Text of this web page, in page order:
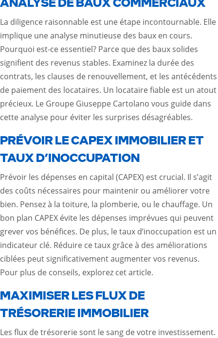
La diligence raisonnable est une étape incontournable. Elle
implique une analyse minutieuse des baux en cours.
Pourquoi est-ce essentiel? Parce que des baux solides
signifient des revenus stables. Examinez la durée des
contrats, les clauses de renouvellement, et les antécédents
de paiement des locataires. Un locataire fiable est un atout
précieux. Le Groupe Giuseppe Cartolano vous guide dans
cette analyse pour éviter les surprises désagréables.
PRÉVOIR LE CAPEX IMMOBILIER ET
TAUX D’INOCCUPATION
Prévoir les dépenses en capital (CAPEX) est crucial. Il s’agit
des coûts nécessaires pour maintenir ou améliorer votre
bien. Pensez à la toiture, la plomberie, ou le chauffage. Un
bon plan CAPEX évite les dépenses imprévues qui peuvent
grever vos bénéfices. De plus, le taux d’inoccupation est un
indicateur clé. Réduire ce taux grâce à des améliorations
ciblées peut significativement augmenter vos revenus.
Pour plus de conseils, explorez cet article.
MAXIMISER LES FLUX DE
TRÉSORERIE IMMOBILIER
Les flux de trésorerie sont le sang de votre investissement.